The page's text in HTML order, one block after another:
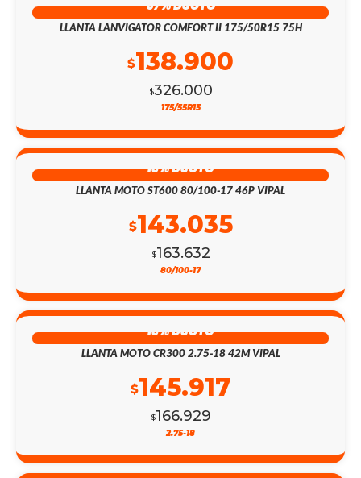
57% DSCTO
LLANTA LANVIGATOR COMFORT II 175/50R15 75H
$326.000
$138.900
175/55R15
13% DSCTO
LLANTA MOTO ST600 80/100-17 46P VIPAL
$163.632
$143.035
80/100-17
13% DSCTO
LLANTA MOTO CR300 2.75-18 42M VIPAL
$166.929
$145.917
2.75-18